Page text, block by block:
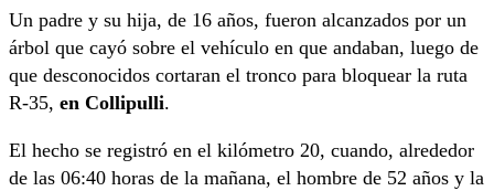
Un padre y su hija, de 16 años, fueron alcanzados por un
árbol que cayó sobre el vehículo en que andaban, luego de
que desconocidos cortaran el tronco para bloquear la ruta
R-35, en Collipulli.
El hecho se registró en el kilómetro 20, cuando, alrededor
de las 06:40 horas de la mañana, el hombre de 52 años y la